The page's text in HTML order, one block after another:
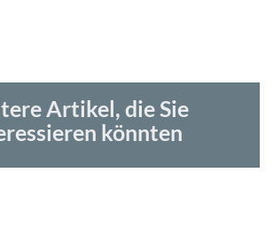
Artikel, die Sie
könnten